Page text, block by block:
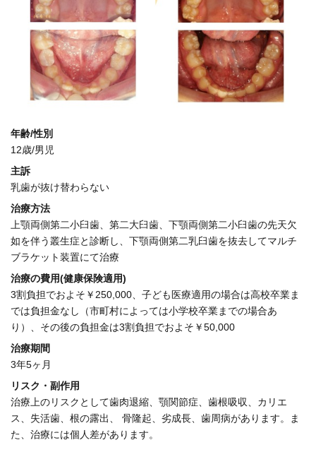
年齢/性別
12歳/男児
主訴
乳歯が抜け替わらない
治療方法
上顎両側第二小臼歯、第二大臼歯、下顎両側第二小臼歯の先天欠
如を伴う叢生症と診断し、下顎両側第二乳臼歯を抜去してマルチ
ブラケット装置にて治療
治療の費用(健康保険適用)
3割負担でおよそ￥250,000、子ども医療適用の場合は高校卒業ま
では負担金なし（市町村によっては小学校卒業までの場合あ
り）、その後の負担金は3割負担でおよそ￥50,000
治療期間
3年5ヶ月
リスク・副作用
治療上のリスクとして歯肉退縮、顎関節症、歯根吸収、カリエ
ス、失活歯、根の露出、 骨隆起、劣成長、歯周病があります。ま
た、治療には個人差があります。